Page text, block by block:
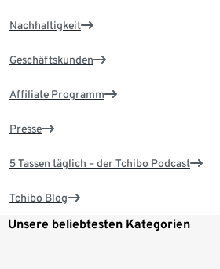
Nachhaltigkeit
Geschäftskunden
Affiliate Programm
Presse
5 Tassen täglich – der Tchibo Podcast
Tchibo Blog
Unsere beliebtesten Kategorien